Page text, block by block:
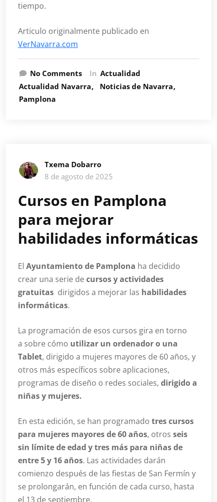
tiempo.
Articulo originalmente publicado en
VerNavarra.com
No Comments In Actualidad
Actualidad Navarra
Noticias de Navarra
Pamplona
Txema Dobarro
8 de agosto de 2025
Cursos en Pamplona
para mejorar
habilidades informáticas
El Ayuntamiento de Pamplona ha decidido
crear una serie de cursos y actividades
gratuitas dirigidos a mejorar las habilidades
informáticas.
La programación de esos cursos gira en torno
a sobre cómo utilizar un ordenador o una
Tablet, dirigido a mujeres mayores de 60 años, y
otros más específicos sobre aplicaciones,
programas de diseño o redes sociales, dirigido a
niñas y mujeres.
En esta edición, se han programado tres cursos
para mujeres mayores de 60 años, otros seis
sin límite de edad y tres más para niñas de
entre 5 y 16 años. Las actividades darán
comienzo después de las fiestas de San Fermín y
se prolongarán, en función de cada curso, hasta
el 13 de septiembre.